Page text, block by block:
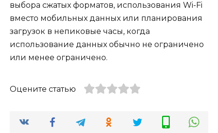
выбора сжатых форматов, использования Wi-Fi
вместо мобильных данных или планирования
загрузок в непиковые часы, когда
использование данных обычно не ограничено
или менее ограничено.
Оцените статью